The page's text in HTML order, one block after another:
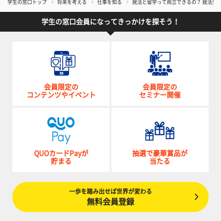
学生の窓口トップ 将来を考える 仕事を知る 就活と留学って両立できるの？ 就活生
学生の窓口会員になってきっかけを探そう！
会員限定の
コンテンツやイベント
会員限定の
セミナー開催
QUOカードPayが
貯まる
抽選で豪華賞品が
当たる
一歩を踏み出せば世界が変わる
無料会員登録